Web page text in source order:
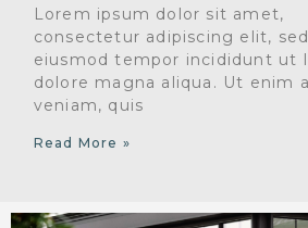
Lorem ipsum dolor sit amet,
consectetur adipiscing elit,
eiusmod tempor incididunt ut
dolore magna aliqua. Ut enim
veniam, quis
Read More »